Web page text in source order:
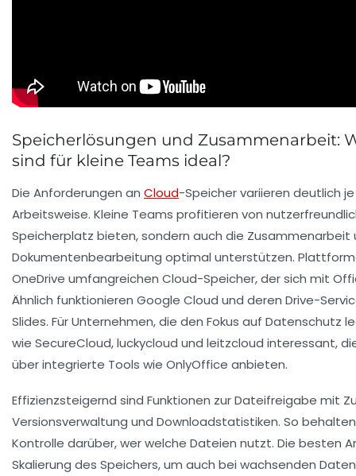
Speicherlösungen und Zusammenarbeit:
sind für kleine Teams ideal?
Die Anforderungen an Cloud-Speicher variieren deutlich
Arbeitsweise. Kleine Teams profitieren von
Speicherplatz bieten, sondern auch die
Dokumentenbearbeitung optimal unterstützen.
OneDrive umfangreichen Cloud-Speicher, der sich mit
Ähnlich funktionieren Google Cloud und deren Drive-
Slides. Für Unternehmen, die den Fokus auf Datenschutz
wie SecureCloud,luckycloud und leitzcloud interessant,
über integrierte Tools wie OnlyOffice anbieten.
Effizienzsteigernd sind Funktionen zur Dateifreigabe mit
Versionsverwaltung und Downloadstatistiken. So
Kontrolle darüber, wer welche Dateien nutzt. Die besten
Skalierung des Speichers, um auch bei wachsenden